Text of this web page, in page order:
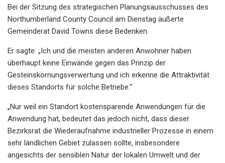
Bei der Sitzung des strategischen Planungsausschusses des
Northumberland County Council am Dienstag äußerte
Gemeinderat David Towns diese Bedenken.
Er sagte: „Ich und die meisten anderen Anwohner haben
überhaupt keine Einwände gegen das Prinzip der
Gesteinskörnungsverwertung und ich erkenne die Attraktivität
dieses Standorts für solche Betriebe.“
„Nur weil ein Standort kostensparende Anwendungen für die
Anwendung hat, bedeutet das jedoch nicht, dass dieser
Bezirksrat die Wiederaufnahme industrieller Prozesse in einem
sehr ländlichen Gebiet zulassen sollte, insbesondere
angesichts der sensiblen Natur der lokalen Umwelt und der